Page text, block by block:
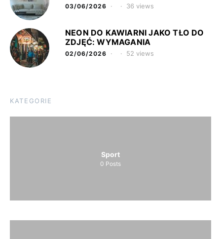
03/06/2026 36 views
NEON DO KAWIARNI JAKO TŁO DO
ZDJĘĆ: WYMAGANIA
02/06/2026 52 views
KATEGORIE
Sport
0 Posts